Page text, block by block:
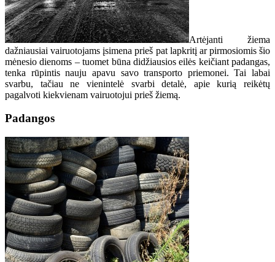
Artėjanti žiema
dažniausiai vairuotojams įsimena prieš pat lapkritį ar pirmosiomis šio
mėnesio dienoms – tuomet būna didžiausios eilės keičiant padangas,
tenka rūpintis nauju apavu savo transporto priemonei. Tai labai
svarbu, tačiau ne vienintelė svarbi detalė, apie kurią reikėtų
pagalvoti kiekvienam vairuotojui prieš žiemą.
Padangos